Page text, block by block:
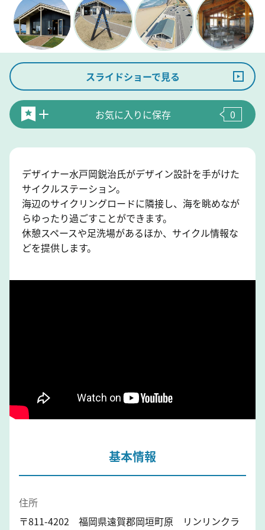
スライドショーで見る
お気に入りに保存 0
デザイナー水戸岡鋭治氏がデザイン設計を手がけた
サイクルステーション。
海辺のサイクリングロードに隣接し、海を眺めなが
らゆったり過ごすことができます。
休憩スペースや足洗場があるほか、サイクル情報な
どを提供します。
基本情報
住所
〒811-4202 福岡県遠賀郡岡垣町原 リンリンクラ